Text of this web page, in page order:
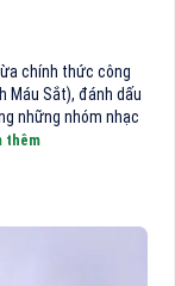
chính thức công
Máu Sắt), đánh dấu
những nhóm nhạc
thêm